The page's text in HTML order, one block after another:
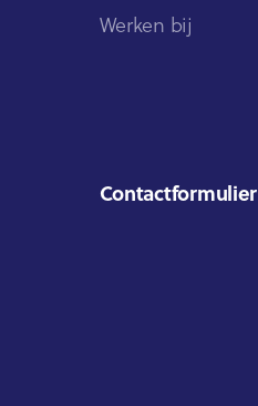
Werken bij
Contactformulier